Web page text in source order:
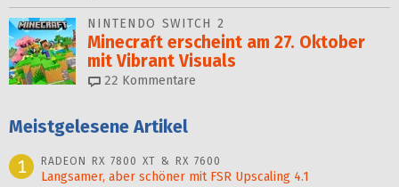
NINTENDO SWITCH 2
Minecraft erscheint am 27. Oktober
mit Vibrant Visuals
22 Kommentare
Meistgelesene Artikel
1
RADEON RX 7800 XT & RX 7600
Langsamer, aber schöner mit FSR Upscaling 4.1